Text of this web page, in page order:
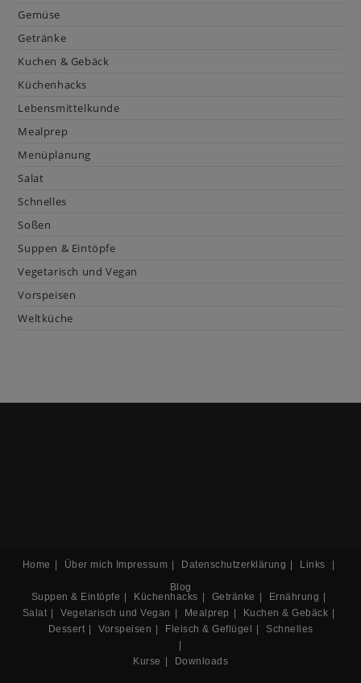
Gemüse
Getränke
Kuchen & Gebäck
Küchenhacks
Lebensmittelkunde
Mealprep
Menüplanung
Salat
Schnelles
Soßen
Suppen & Eintöpfe
Vegetarisch und Vegan
Vorspeisen
Weltküche
Home Über mich Impressum Datenschutzerklärung
Links
Blog
Suppen & Eintöpfe
Küchenhacks Getränke
Ernährung
Salat
Vegetarisch und Vegan Mealprep
Kuchen & Gebäck
Dessert
Vorspeisen Fleisch & Geflügel Schnelles
Kurse Downloads